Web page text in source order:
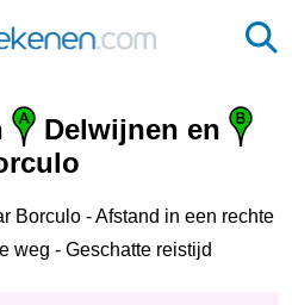
Delwijnen en
Borculo - Afstand in een rechte
weg - Geschatte reistijd